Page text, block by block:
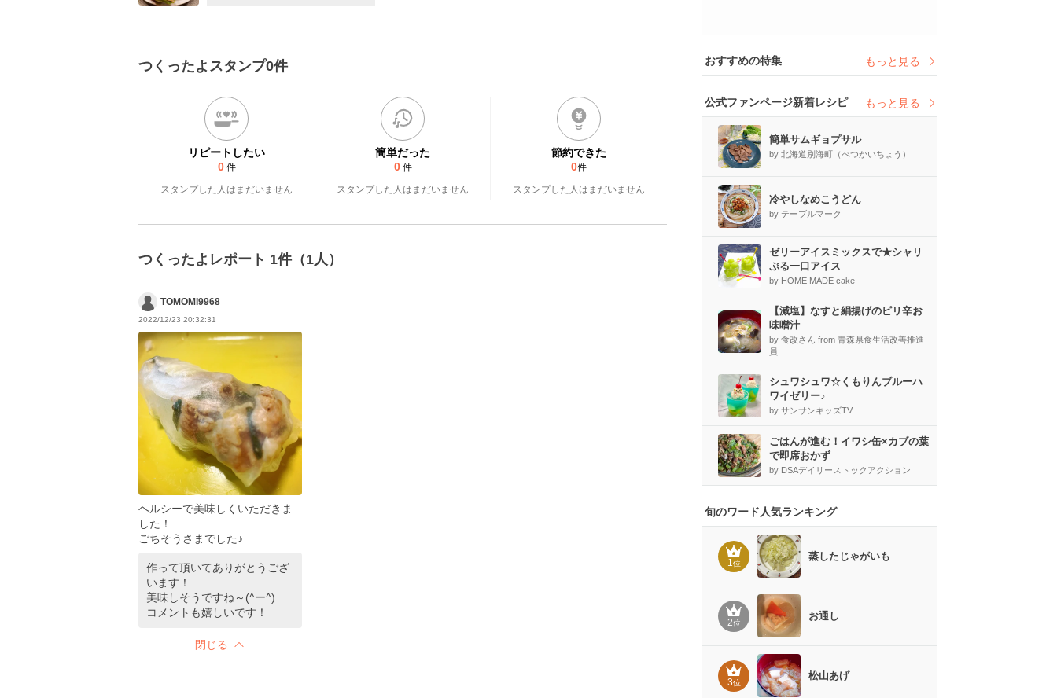
つくったよスタンプ0件
リピートしたい
0 件
スタンプした人はまだいません
簡単だった
0 件
スタンプした人はまだいません
節約できた
0件
スタンプした人はまだいません
つくったよレポート 1件（1人）
TOMOMI9968
2022/12/23 20:32:31
ヘルシーで美味しくいただきま
した！
ごちそうさまでした♪
閉じる
作って頂いてありがとうござ
います！
美味しそうですね～(^ー^)
コメントも嬉しいです！
おすすめの特集 もっと見る
公式ファンページ新着レシピ もっと見る
簡単サムギョプサル
by 北海道別海町（べつかいちょう）
冷やしなめこうどん
by テーブルマーク
ゼリーアイスミックスで★シャリ
ぷる一口アイス
by HOME MADE cake
【減塩】なすと絹揚げのピリ辛お
味噌汁
by 食改さん from 青森県食生活改善推進
員
シュワシュワ☆くもりんブルーハ
ワイゼリー♪
by サンサンキッズTV
ごはんが進む！イワシ缶×カブの葉
で即席おかず
by DSAデイリーストックアクション
旬のワード人気ランキング
1位
蒸したじゃがいも
2位
お通し
3位
松山あげ